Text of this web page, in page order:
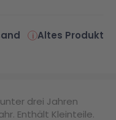
Altes Produkt
drei Jahren
Enthält Kleinteile.